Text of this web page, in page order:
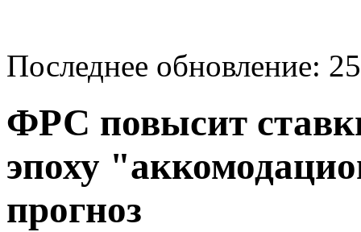
Последнее обновление:
ФРС повысит
эпоху
прогноз